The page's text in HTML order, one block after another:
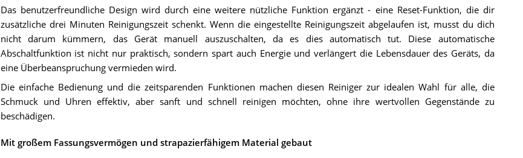
Das benutzerfreundliche Design wird durch eine weitere nützliche Funktion ergänzt - eine Reset-Funktion, die dir
zusätzliche drei Minuten Reinigungszeit schenkt. Wenn die eingestellte Reinigungszeit abgelaufen ist, musst du dich
nicht darum kümmern, das Gerät manuell auszuschalten, da es dies automatisch tut. Diese automatische
Abschaltfunktion ist nicht nur praktisch, sondern spart auch Energie und verlängert die Lebensdauer des Geräts, da
eine Überbeanspruchung vermieden wird.
Die einfache Bedienung und die zeitsparenden Funktionen machen diesen Reiniger zur idealen Wahl für alle, die
Schmuck und Uhren effektiv, aber sanft und schnell reinigen möchten, ohne ihre wertvollen Gegenstände zu
beschädigen.
Mit großem Fassungsvermögen und strapazierfähigem Material gebaut